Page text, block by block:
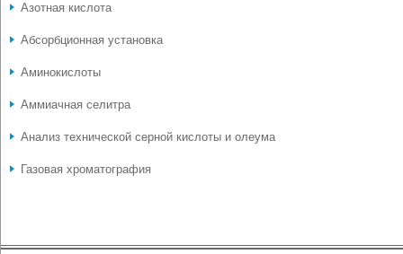
Азотная кислота
Абсорбционная установка
Аминокислоты
Аммиачная селитра
Анализ технической серной кислоты и олеума
Газовая хроматография